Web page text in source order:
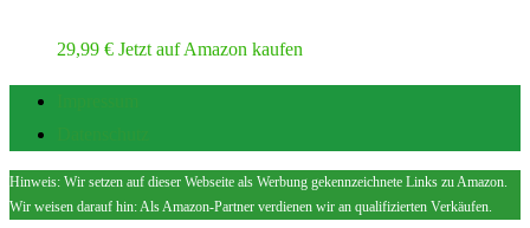
29,99 € Jetzt auf Amazon kaufen
Hinweis: Wir setzen auf dieser Webseite als Werbung gekennzeichnete Links zu Amazon.
Wir weisen darauf hin: Als Amazon-Partner verdienen wir an qualifizierten Verkäufen.